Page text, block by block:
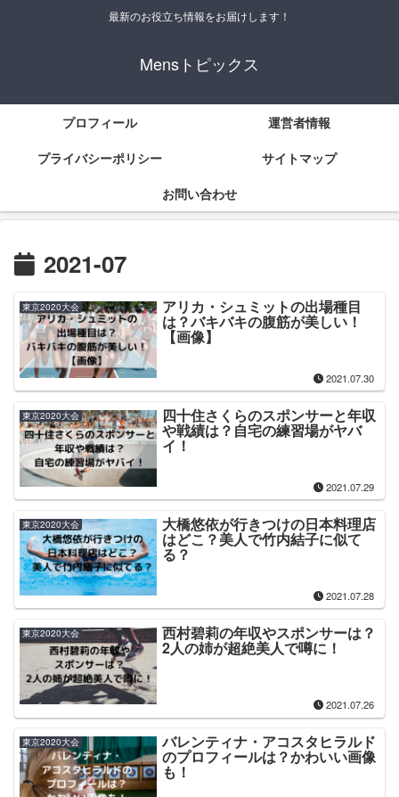
最新のお役立ち情報をお届けします！
Mensトピックス
プロフィール
運営者情報
プライバシーポリシー
サイトマップ
お問い合わせ
2021-07
東京2020大会 アリカ・シュミットの出場種目
は？バキバキの腹筋が美しい！
【画像】
2021.07.30
東京2020大会 四十住さくらのスポンサーと年収
や戦績は？自宅の練習場がヤバ
イ！
2021.07.29
東京2020大会 大橋悠依が行きつけの日本料理店
はどこ？美人で竹内結子に似て
る？
2021.07.28
東京2020大会 西村碧莉の年収やスポンサーは？
2人の姉が超絶美人で噂に！
2021.07.26
東京2020大会 バレンティナ・アコスタヒラルド
のプロフィールは？かわいい画像
も！